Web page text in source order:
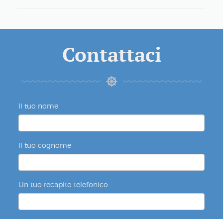
Contattaci
Il tuo nome
Il tuo cognome
Un tuo recapito telefonico